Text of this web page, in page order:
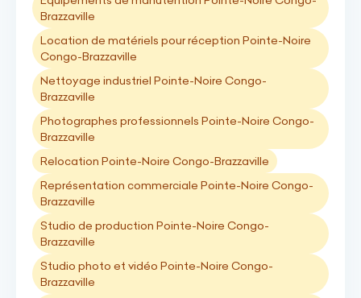
Brazzaville
Location de matériels pour réception Pointe-Noire
Congo-Brazzaville
Nettoyage industriel Pointe-Noire Congo-
Brazzaville
Photographes professionnels Pointe-Noire Congo-
Brazzaville
Relocation Pointe-Noire Congo-Brazzaville
Représentation commerciale Pointe-Noire Congo-
Brazzaville
Studio de production Pointe-Noire Congo-
Brazzaville
Studio photo et vidéo Pointe-Noire Congo-
Brazzaville